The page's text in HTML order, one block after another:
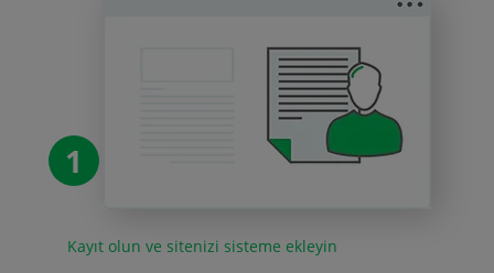
1
Kayıt olun ve sitenizi sisteme ekleyin